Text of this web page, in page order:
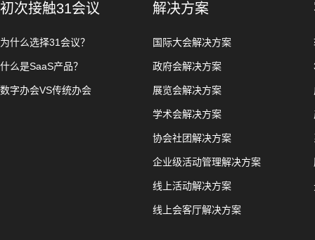
初次接触31会议
为什么选择31会议？
什么是SaaS产品？
数字办会VS传统办会
解决方案
国际大会解决方案
政府会解决方案
展览会解决方案
学术会解决方案
协会社团解决方案
企业级活动管理解决方案
线上活动解决方案
线上会客厅解决方案